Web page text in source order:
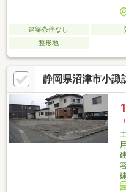
建築条件なし
整形地
静岡県沼津市小諏